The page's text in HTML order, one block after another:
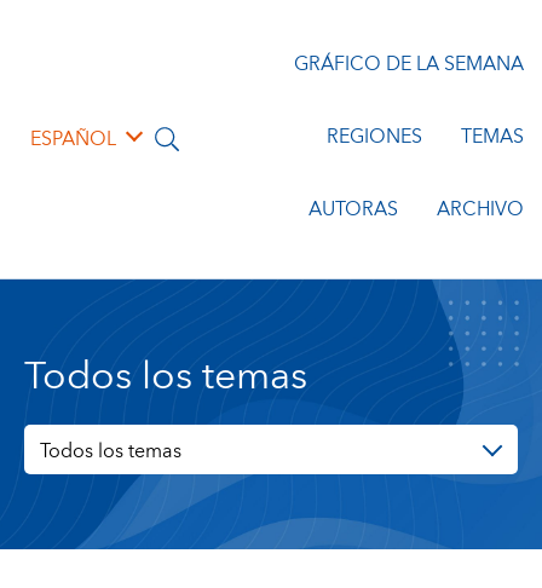
ESPAÑOL
GRÁFICO DE LA SEMANA
REGIONES TEMAS
AUTORAS ARCHIVO
Todos los temas
Todos los temas